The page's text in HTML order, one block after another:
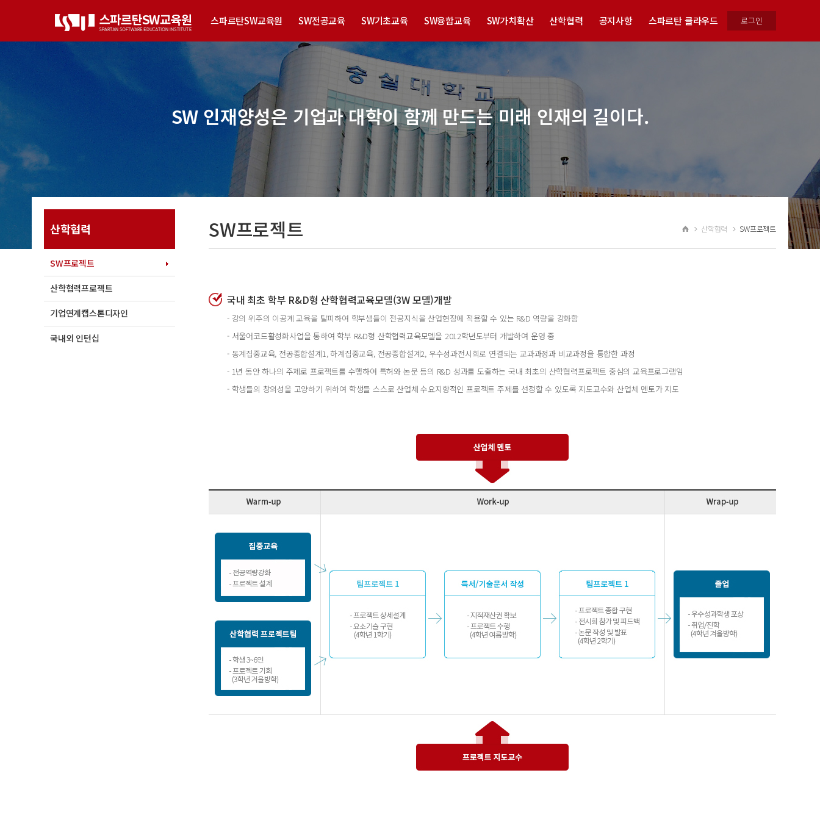
스파르탄SW교육원 SW전공교육 SW기초교육 SW융합교육 SW가치확산 산학협력 공지사항 스파르탄 클라우드 로그인
SW 인재양성은 기업과 대학이 함께 만드는 미래 인재의 길이다.
산학협력
SW프로젝트
산학협력프로젝트
기업연계캡스톤디자인
국내외 인턴십
SW프로젝트 산학협력 SW프로젝트
국내 최초 학부 R&D형 산학협력교육모델(3W 모델)개발
- 강의 위주의 이공계 교육을 탈피하여 학부생들이 전공지식을 산업현장에 적용할 수 있는 R&D 역량을 강화함
- 서울어코드활성화사업을 통하여 학부 R&D형 산학협력교육모델을 2012학년도부터 개발하여 운영 중
- 동계집중교육, 전공종합설계1, 하계집중교육, 전공종합설계2, 우수성과전시회로 연결되는 교과과정과 비교과정을 통합한 과정
- 1년 동안 하나의 주제로 프로젝트를 수행하여 특허와 논문 등의 R&D 성과를 도출하는 국내 최초의 산학협력프로젝트 중심의 교육프로그램임
- 학생들의 창의성을 고양하기 위하여 학생들 스스로 산업체 수요지향적인 프로젝트 주제를 선정할 수 있도록 지도교수와 산업체 멘토가 지도